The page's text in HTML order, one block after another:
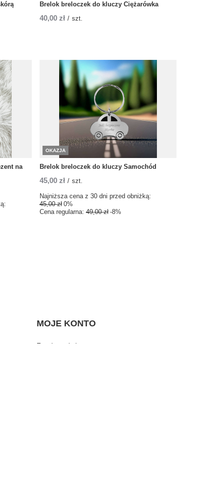
Brelok breloczek do kluczy Ciężarówka
40,00 zł / szt.
na
OKAZJA
Brelok breloczek do kluczy Samochód
45,00 zł / szt.
Najniższa cena z 30 dni przed obniżką:
45,00 zł 0%
Cena regularna:49,00 zł -8%
MOJE KONTO
Zarejestruj się